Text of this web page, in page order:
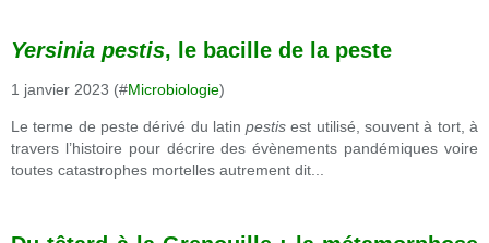
Yersinia pestis, le bacille de la peste
1 janvier 2023 (#Microbiologie)
Le terme de peste dérivé du latinpestis est utilisé, souvent à tort, à
travers l’histoire pour décrire des évènements pandémiques voire
toutes catastrophes mortelles autrement dit...